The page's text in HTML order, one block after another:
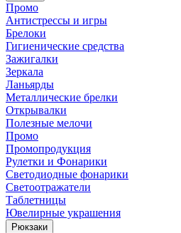
Промо
Антистрессы и игры
Брелоки
Гигиенические средства
Зажигалки
Зеркала
Ланьярды
Металлические брелки
Открывалки
Полезные мелочи
Промо
Промопродукция
Рулетки и Фонарики
Светодиодные фонарики
Светоотражатели
Таблетницы
Ювелирные украшения
Рюкзаки